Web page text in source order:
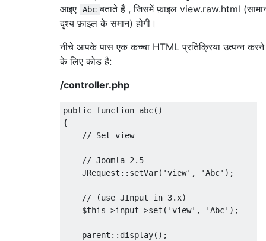
आइए
Abc बताते हैं , जिसमें फ़ाइल view.raw.html
दृश्य फ़ाइल के समान) होगी।
नीचे आपके पास एक कच्चा HTML प्रतिक्रिया उत्पन्न करने
के लिए कोड है:
/controller.php
public function abc()
{
    // Set view
    // Joomla 2.5
    JRequest::setVar('view', 'Abc');
    // (use JInput in 3.x)
    $this->input->set('view', 'Abc');
    parent::display();